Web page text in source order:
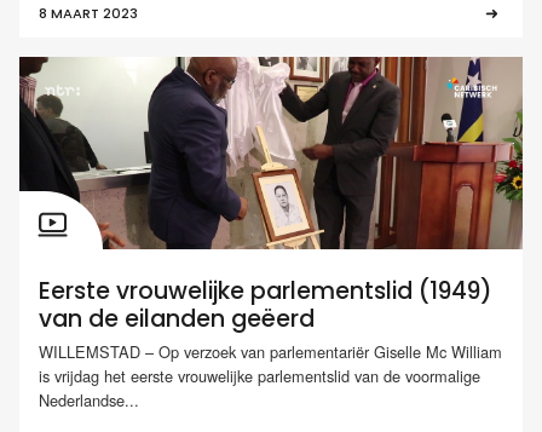
8 MAART 2023
Eerste vrouwelijke parlementslid (1949)
van de eilanden geëerd
WILLEMSTAD – Op verzoek van parlementariër Giselle Mc William
is vrijdag het eerste vrouwelijke parlementslid van de voormalige
Nederlandse...